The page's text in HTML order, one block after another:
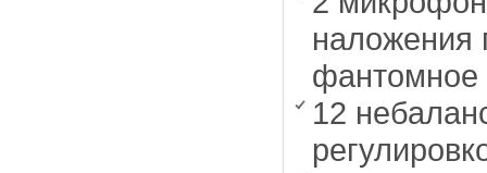
наложения
фантомное
12